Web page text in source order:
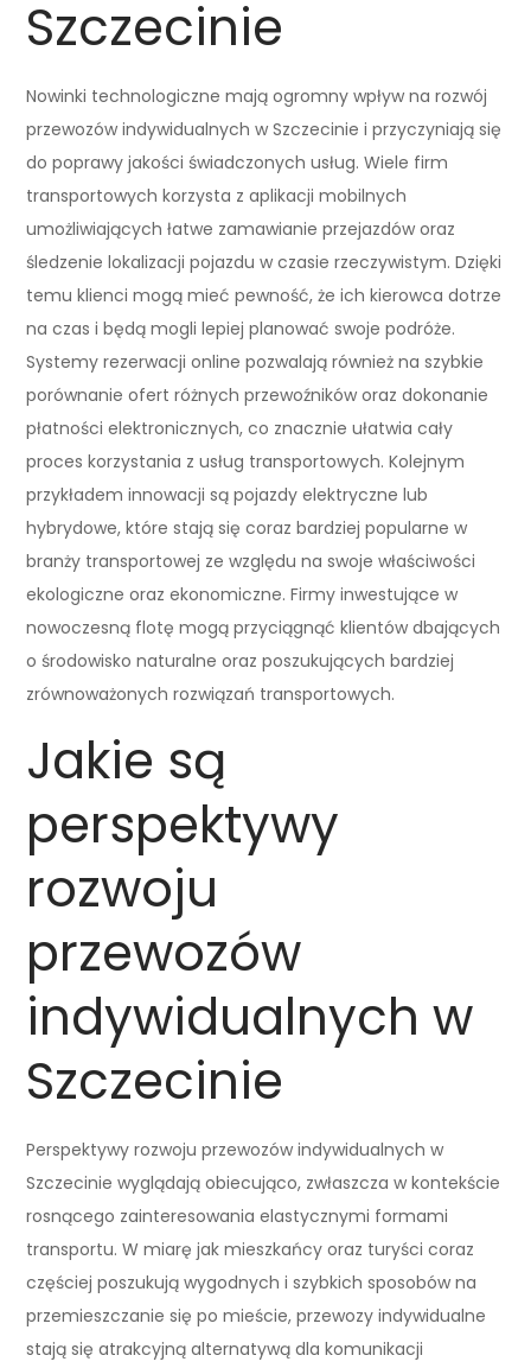
Szczecinie
Nowinki technologiczne mają ogromny wpływ na rozwój
przewozów indywidualnych w Szczecinie i przyczyniają się
do poprawy jakości świadczonych usług. Wiele firm
transportowych korzysta z aplikacji mobilnych
umożliwiających łatwe zamawianie przejazdów oraz
śledzenie lokalizacji pojazdu w czasie rzeczywistym. Dzięki
temu klienci mogą mieć pewność, że ich kierowca dotrze
na czas i będą mogli lepiej planować swoje podróże.
Systemy rezerwacji online pozwalają również na szybkie
porównanie ofert różnych przewoźników oraz dokonanie
płatności elektronicznych, co znacznie ułatwia cały
proces korzystania z usług transportowych. Kolejnym
przykładem innowacji są pojazdy elektryczne lub
hybrydowe, które stają się coraz bardziej popularne w
branży transportowej ze względu na swoje właściwości
ekologiczne oraz ekonomiczne. Firmy inwestujące w
nowoczesną flotę mogą przyciągnąć klientów dbających
o środowisko naturalne oraz poszukujących bardziej
zrównoważonych rozwiązań transportowych.
Jakie są
perspektywy
rozwoju
przewozów
indywidualnych w
Szczecinie
Perspektywy rozwoju przewozów indywidualnych w
Szczecinie wyglądają obiecująco, zwłaszcza w kontekście
rosnącego zainteresowania elastycznymi formami
transportu. W miarę jak mieszkańcy oraz turyści coraz
częściej poszukują wygodnych i szybkich sposobów na
przemieszczanie się po mieście, przewozy indywidualne
stają się atrakcyjną alternatywą dla komunikacji